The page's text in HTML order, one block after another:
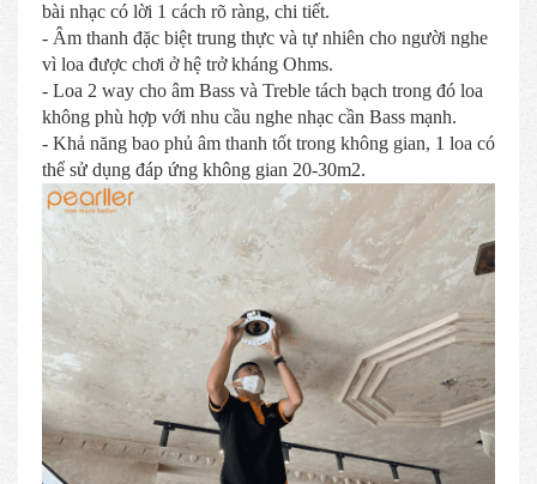
bài nhạc có lời 1 cách rõ ràng, chi tiết.
- Âm thanh đặc biệt trung thực và tự nhiên cho người nghe
vì loa được chơi ở hệ trở kháng Ohms.
- Loa 2 way cho âm Bass và Treble tách bạch trong đó loa
không phù hợp với nhu cầu nghe nhạc cần Bass mạnh.
- Khả năng bao phủ âm thanh tốt trong không gian, 1 loa có
thể sử dụng đáp ứng không gian 20-30m2.